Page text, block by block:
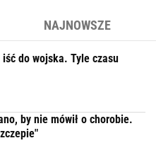
NAJNOWSZE
do wojska. Tyle czasu
by nie mówił o chorobie.